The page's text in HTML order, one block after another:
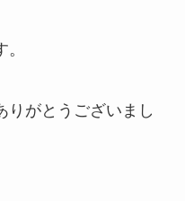
りがとうございまし